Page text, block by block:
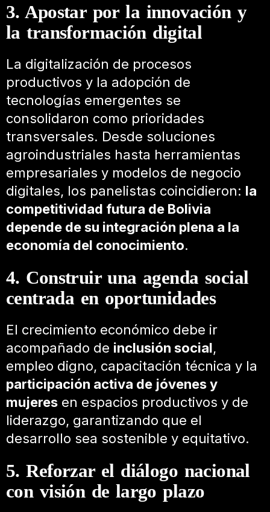
3. Apostar por la innovación y
la transformación digital
La digitalización de procesos
productivos y la adopción de
tecnologías emergentes se
consolidaron como prioridades
transversales. Desde soluciones
agroindustriales hasta herramientas
empresariales y modelos de negocio
digitales, los panelistas coincidieron: la
competitividad futura de Bolivia
depende de su integración plena a la
economía del conocimiento.
4. Construir una agenda social
centrada en oportunidades
El crecimiento económico debe ir
acompañado de inclusión social,
empleo digno, capacitación técnica y la
participación activa de jóvenes y
mujeres en espacios productivos y de
liderazgo, garantizando que el
desarrollo sea sostenible y equitativo.
5. Reforzar el diálogo nacional
con visión de largo plazo